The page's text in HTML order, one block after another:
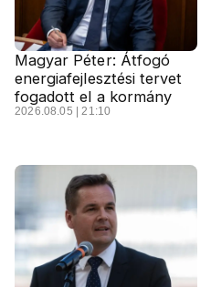
Magyar Péter: Átfogó
energiafejlesztési tervet
fogadott el a kormány
2026.08.05 | 21:10